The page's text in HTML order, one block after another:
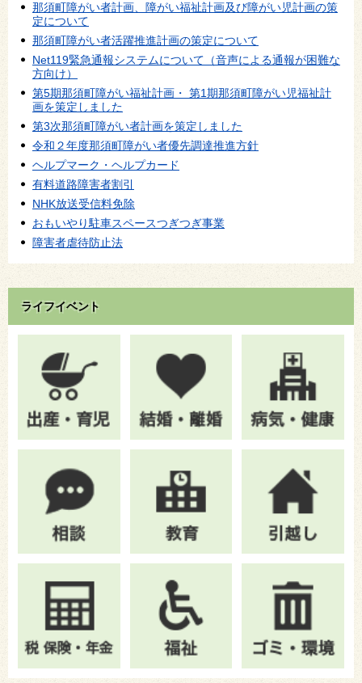
那須町障がい者計画、障がい福祉計画及び障がい児計画の策
定について
那須町障がい者活躍推進計画の策定について
Net119緊急通報システムについて（音声による通報が困難な
方向け）
第5期那須町障がい福祉計画・ 第1期那須町障がい児福祉計
画を策定しました
第3次那須町障がい者計画を策定しました
令和２年度那須町障がい者優先調達推進方針
ヘルプマーク・ヘルプカード
有料道路障害者割引
NHK放送受信料免除
おもいやり駐車スペースつぎつぎ事業
障害者虐待防止法
ライフイベント